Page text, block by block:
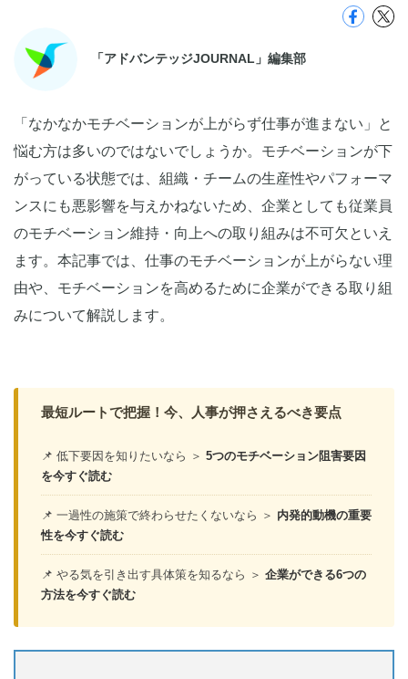
「アドバンテッジJOURNAL」編集部
「なかなかモチベーションが上がらず仕事が進まない」と
悩む方は多いのではないでしょうか。モチベーションが下
がっている状態では、組織・チームの生産性やパフォーマ
ンスにも悪影響を与えかねないため、企業としても従業員
のモチベーション維持・向上への取り組みは不可欠といえ
ます。本記事では、仕事のモチベーションが上がらない理
由や、モチベーションを高めるために企業ができる取り組
みについて解説します。
最短ルートで把握！今、人事が押さえるべき要点
📌 低下要因を知りたいなら ＞ 5つのモチベーション阻害要因
を今すぐ読む
📌 一過性の施策で終わらせたくないなら ＞ 内発的動機の重要
性を今すぐ読む
📌 やる気を引き出す具体策を知るなら ＞ 企業ができる6つの
方法を今すぐ読む